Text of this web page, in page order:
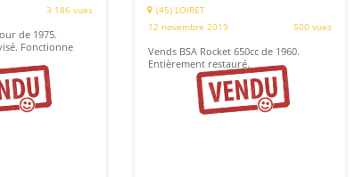
3 186 vues
de 1975.
Fonctionne
(45) LOIRET
12 novembre 2019
500 vues
Vends BSA Rocket 650cc de 1960.
Entièrement restauré.